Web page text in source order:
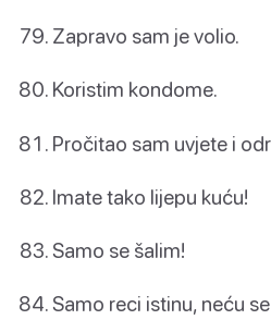
Zapravo sam je volio.
Koristim kondome.
Pročitao sam uvjete i
Imate tako lijepu kuću!
Samo se šalim!
Samo reci istinu, neću